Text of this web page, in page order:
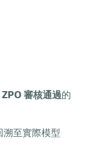
ZPO 審核通過的
溯至實際模型